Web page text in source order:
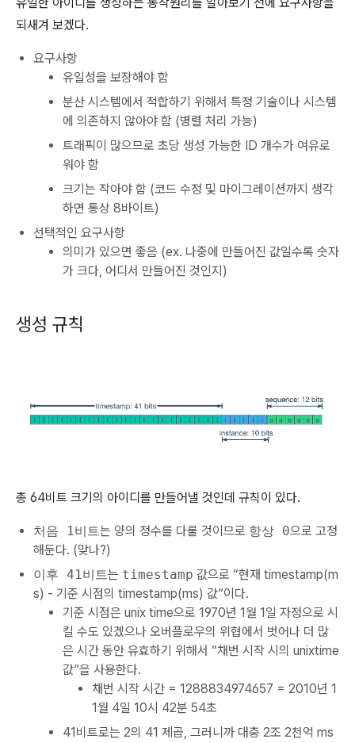
되새겨 보겠다.
요구사항
유일성을 보장해야 함
분산 시스템에서 적합하기 위해서 특정 기술이나 시스템
에 의존하지 않아야 함 (병렬 처리 가능)
트래픽이 많으므로 초당 생성 가능한 ID 개수가 여유로
워야 함
크기는 작아야 함 (코드 수정 및 마이그레이션까지 생각
하면 통상 8바이트)
선택적인 요구사항
의미가 있으면 좋음 (ex. 나중에 만들어진 값일수록 숫자
가 크다, 어디서 만들어진 것인지)
생성 규칙
총 64비트 크기의 아이디를 만들어낼 것인데 규칙이 있다.
처음 1비트는 양의 정수를 다룰 것이므로 항상 0으로 고정
해둔다. (맞나?)
이후 41비트는 timestamp 값으로 “현재 timestamp(m
s) - 기준 시점의 timestamp(ms) 값”이다.
기준 시점은 unix time으로 1970년 1월 1일 자정으로 시
킬 수도 있겠으나 오버플로우의 위협에서 벗어나 더 많
은 시간 동안 유효하기 위해서 “채번 시작 시의 unixtime
값”을 사용한다.
채번 시작 시간 = 1288834974657 = 2010년 1
1월 4일 10시 42분 54초
41비트로는 2의 41 제곱, 그러니까 대충 2조 2천억 ms